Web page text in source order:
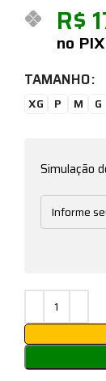
R$
no PIX
TAMANHO
XG P M G
Simulação